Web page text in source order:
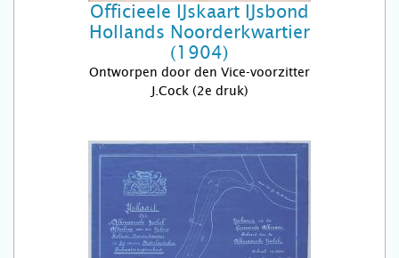
Officieele IJskaart IJsbond
Hollands Noorderkwartier
(1904)
Ontworpen door den Vice-voorzitter
J.Cock (2e druk)